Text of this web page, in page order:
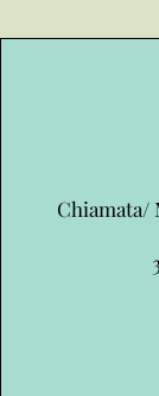
Chiamata/